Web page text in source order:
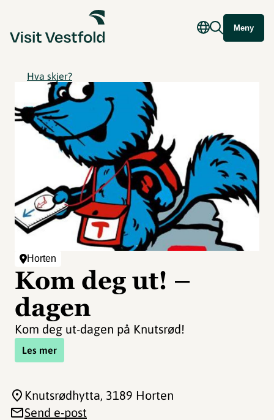
Meny
Hva skjer?
Horten
Kom deg ut! –
dagen
Kom deg ut-dagen på Knutsrød!
Les mer
Knutsrødhytta, 3189 Horten
Send e-post